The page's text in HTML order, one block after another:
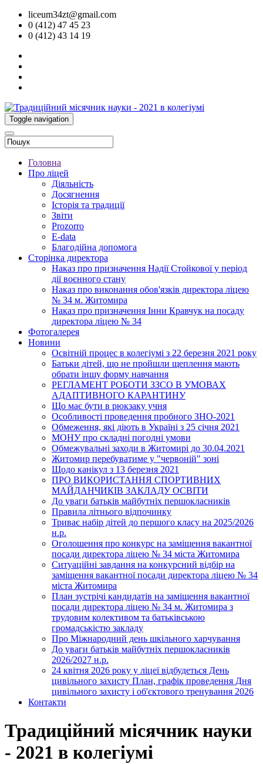
liceum34zt@gmail.com
0 (412) 47 45 23
0 (412) 43 14 19
Toggle navigation
Головна
Про ліцей
Діяльність
Досягнення
Історія та традиції
Звіти
Prozorro
E-data
Благодійна допомога
Сторінка директора
Наказ про призначення Надії Стойкової у період
дії воєнного стану
Наказ про виконання обов'язків директора ліцею
№ 34 м. Житомира
Наказ про призначення Інни Кравчук на посаду
директора ліцею № 34
Фотогалерея
Новини
Освітній процес в колегіумі з 22 березня 2021 року
Батьки дітей, що не пройшли щеплення мають
обрати іншу форму навчання
РЕГЛАМЕНТ РОБОТИ ЗЗСО В УМОВАХ
АДАПТИВНОГО КАРАНТИНУ
Що має бути в рюкзаку учня
Особливості проведення пробного ЗНО-2021
Обмеження, які діють в Україні з 25 січня 2021
МОНУ про складні погодні умови
Обмежувальні заходи в Житомирі до 30.04.2021
Житомир перебуватиме у "червоній" зоні
Щодо канікул з 13 березня 2021
ПРО ВИКОРИСТАННЯ СПОРТИВНИХ
МАЙДАНЧИКІВ ЗАКЛАДУ ОСВІТИ
До уваги батьків майбутніх першокласників
Правила літнього відпочинку
Триває набір дітей до першого класу на 2025/2026
н.р.
Оголошення про конкурс на заміщення вакантної
посади директора ліцею № 34 міста Житомира
Ситуаційні завдання на конкурсний відбір на
заміщення вакантної посади директора ліцею № 34
міста Житомира
План зустрічі кандидатів на заміщення вакантної
посади директора ліцею № 34 м. Житомира з
трудовим колективом та батьківською
громадськістю закладу
Про Міжнародний день шкільного харчування
До уваги батьків майбутніх першокласників
2026/2027 н.р.
24 квітня 2026 року у ліцеї відбудеться День
цивільного захисту План, графік проведення Дня
цивільного захисту і об'єктового тренування 2026
Контакти
Традиційний місячник науки
- 2021 в колегіумі